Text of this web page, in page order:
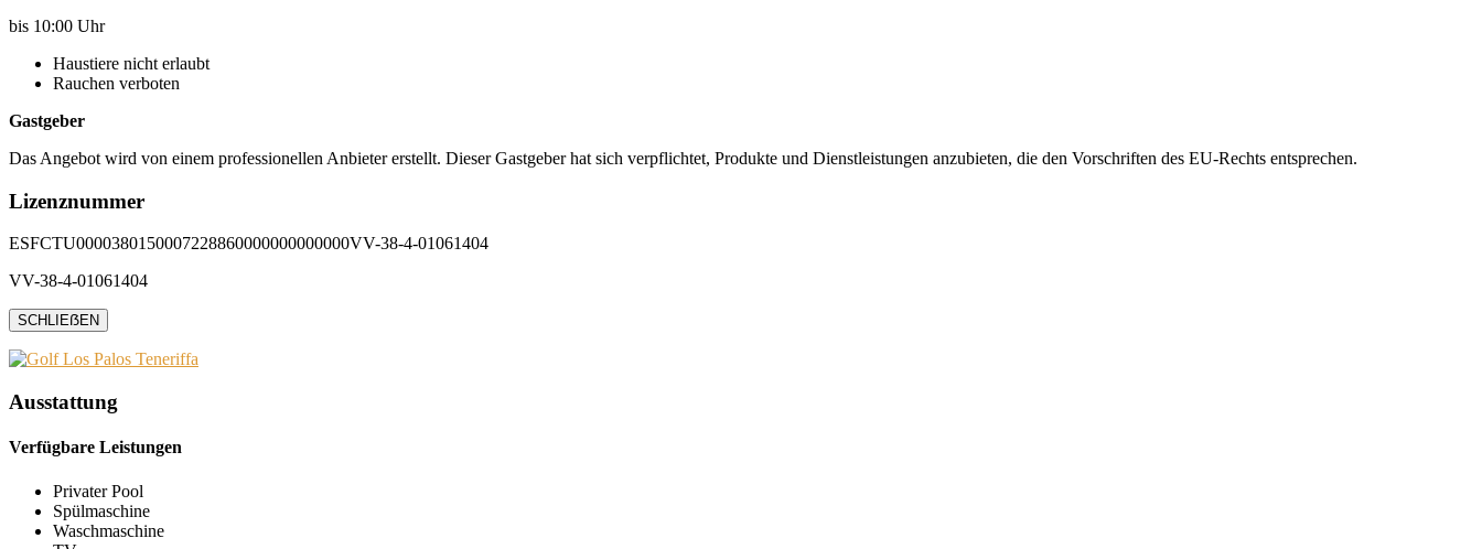
bis 10:00 Uhr
Haustiere nicht erlaubt
Rauchen verboten
Gastgeber
Das Angebot wird von einem professionellen Anbieter erstellt. Dieser Gastgeber hat sich verpflichtet, Produkte und Dienstleistungen anzubieten, die den Vorschriften des EU-Rechts entsprechen.
Lizenznummer
ESFCTU0000380150007228860000000000000VV-38-4-01061404
VV-38-4-01061404
SCHLIEẞEN
Ausstattung
Verfügbare Leistungen
Privater Pool
Spülmaschine
Waschmaschine